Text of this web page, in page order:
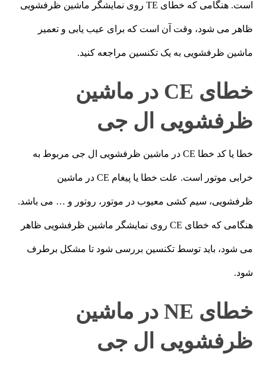
است. هنگامی که خطای TE روی نمایشگر ماشین ظرفشویی
ظاهر می شود، وقت آن است که برای عیب یابی و تعمیر
ماشین ظرفشویی به یک تکنسین مراجعه کنید.
خطای CE در ماشین
ظرفشویی ال جی
خطا یا کد خطا CE در ماشین ظرفشویی ال جی مربوط به
خرابی موتور است. علت خطا یا پیغام CE در ماشین
ظرفشویی، سیم کشی معیوب در موتور، روتور و … می باشد.
هنگامی که خطای CE روی نمایشگر ماشین ظرفشویی ظاهر
می شود، باید توسط تکنسین بررسی شود تا مشکل برطرف
شود.
خطای NE در ماشین
ظرفشویی ال جی